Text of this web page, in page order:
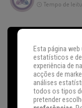
Tempo de
Esta página
estatísticos e de
experiência de
acções de
análises
todos os tipos
pretender